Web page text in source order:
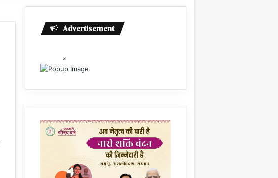
Advertisement
×